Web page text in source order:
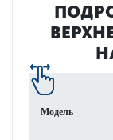
Модель